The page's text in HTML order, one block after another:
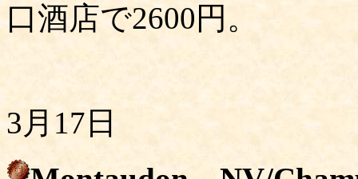
口酒店で2600円。
3月17日